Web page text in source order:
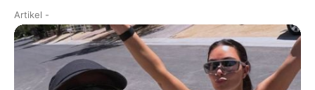
Artikel -